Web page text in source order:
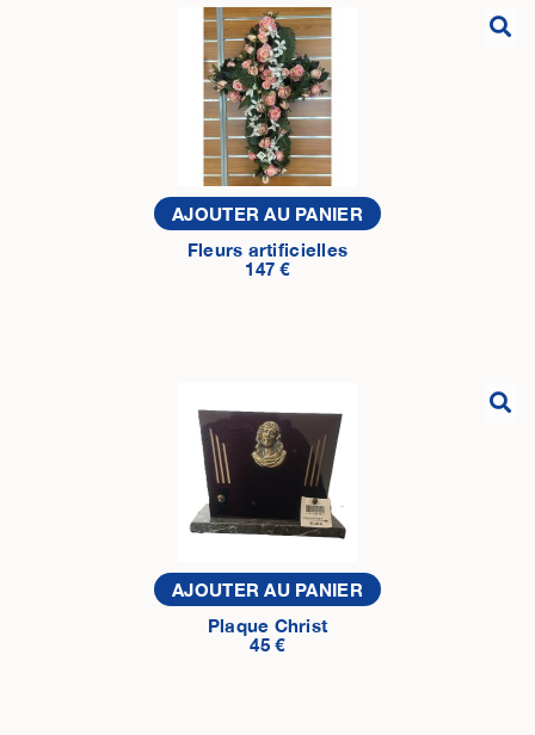
AJOUTER AU PANIER
Fleurs artificielles
147 €
AJOUTER AU PANIER
Plaque Christ
45 €